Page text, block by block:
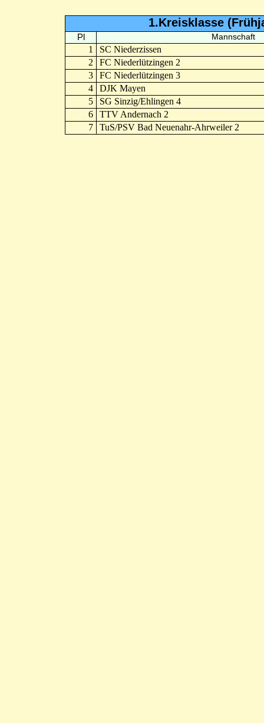
1.Kreisklasse
Pl Mannschaft
1
SC Niederzissen
2
FC Niederlützingen 2
3
FC Niederlützingen 3
4
DJK Mayen
5
SG Sinzig/Ehlingen 4
6
TTV Andernach 2
7
TuS/PSV Bad Neuenahr-Ahrweiler 2